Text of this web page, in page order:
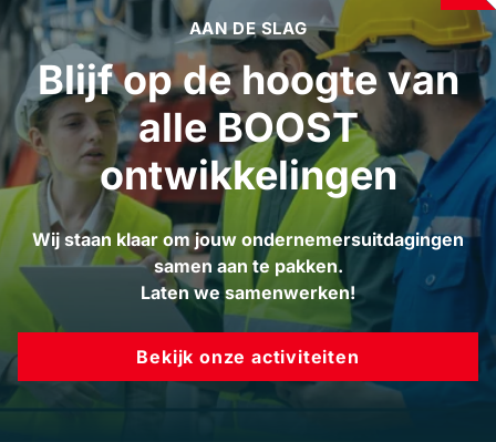
AAN DE SLAG
Blijf op de hoogte van
alle BOOST
ontwikkelingen
Wij staan klaar om jouw ondernemersuitdagingen
samen aan te pakken.
Laten we samenwerken!
Bekijk onze activiteiten